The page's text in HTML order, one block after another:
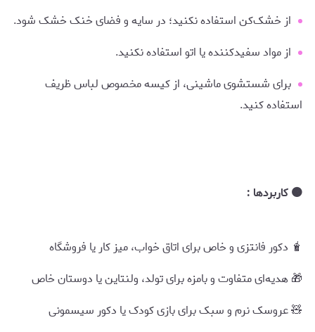
از خشک‌کن استفاده نکنید؛ در سایه و فضای خنک خشک شود.
از مواد سفیدکننده یا اتو استفاده نکنید.
برای شستشوی ماشینی، از کیسه مخصوص لباس ظریف
استفاده کنید.
🟠 کاربردها :
🧋 دکور فانتزی و خاص برای اتاق خواب، میز کار یا فروشگاه
🎁 هدیه‌ای متفاوت و بامزه برای تولد، ولنتاین یا دوستان خاص
🧸 عروسک نرم و سبک برای بازی کودک یا دکور سیسمونی